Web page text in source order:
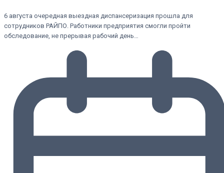
6 августа очередная выездная диспансеризация прошла для
сотрудников РАЙПО. Работники предприятия смогли пройти
обследование, не прерывая рабочий день…